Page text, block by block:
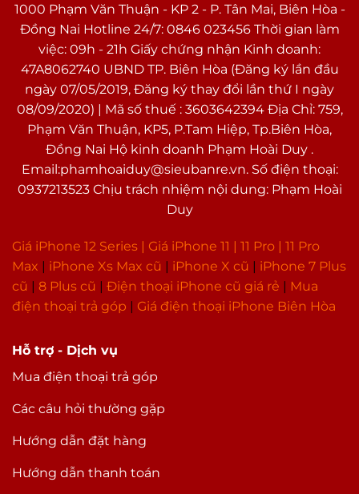
Hỗ trợ - Dịch vụ
Mua điện thoại trả góp
Các câu hỏi thường gặp
Hướng dẫn đặt hàng
Hướng dẫn thanh toán
1000 Phạm Văn Thuận - KP 2 - P. Tân Mai, Biên Hòa -
Đồng Nai Hotline 24/7: 0846 023456 Thời gian làm
việc: 09h - 21h Giấy chứng nhận Kinh doanh:
47A8062740 UBND TP. Biên Hòa (Đăng ký lần đầu
ngày 07/05/2019, Đăng ký thay đổi lần thứ I ngày
08/09/2020) | Mã số thuế : 3603642394 Địa Chỉ: 759,
Phạm Văn Thuận, KP5, P.Tam Hiệp, Tp.Biên Hòa,
Đồng Nai Hộ kinh doanh Phạm Hoài Duy .
Email:phamhoaiduy@sieubanre.vn. Số điện thoại:
0937213523 Chịu trách nhiệm nội dung: Phạm Hoài
Duy
Giá iPhone 12 Series | Giá iPhone 11 11 Pro
11 Pro
Max
iPhone Xs Max cũ iPhone X cũ
iPhone 7 Plus
cũ
8 Plus cũ Điện thoại iPhone cũ giá rẻ
Mua
điện thoại trả góp
Giá điện thoại iPhone Biên Hòa